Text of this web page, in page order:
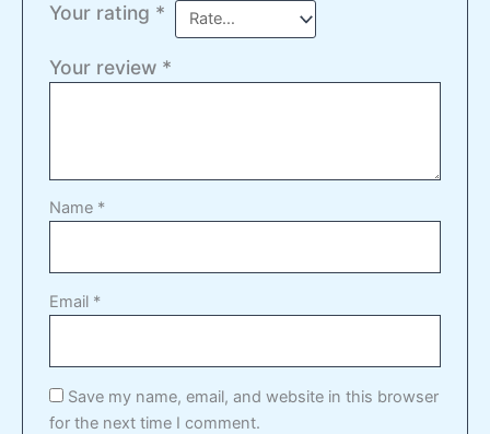
Your rating *
Your review *
Name *
Email *
Save my name, email, and website in this browser
for the next time I comment.